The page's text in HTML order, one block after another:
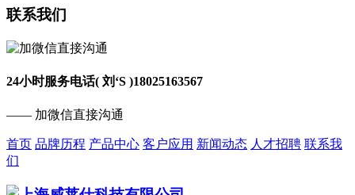
联系我们
24小时服务电话( 刘‘S )18025163567
—— 加微信直接沟通
首页 品牌历程 产品中心 客户应用 新闻动态 人才招聘 联系我
们